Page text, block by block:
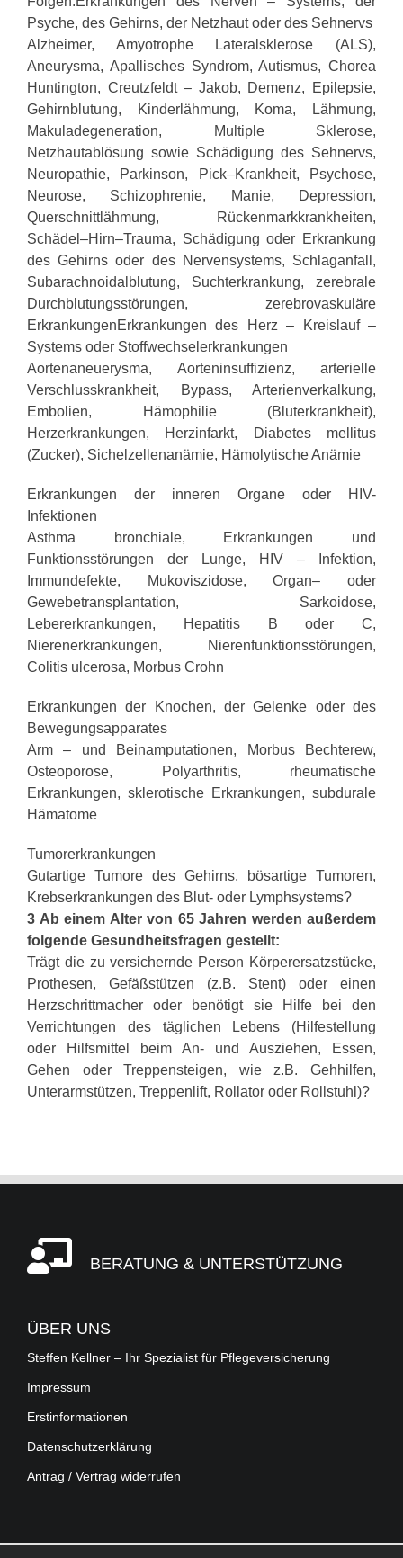
Psyche, des Gehirns, der Netzhaut oder des Sehnervs
Alzheimer, Amyotrophe Lateralsklerose (ALS),
Aneurysma, Apallisches Syndrom, Autismus, Chorea
Huntington, Creutzfeldt – Jakob, Demenz, Epilepsie,
Gehirnblutung, Kinderlähmung, Koma, Lähmung,
Makuladegeneration, Multiple Sklerose,
Netzhautablösung sowie Schädigung des Sehnervs,
Neuropathie, Parkinson, Pick–Krankheit, Psychose,
Neurose, Schizophrenie, Manie, Depression,
Querschnittlähmung, Rückenmarkkrankheiten,
Schädel–Hirn–Trauma, Schädigung oder Erkrankung
des Gehirns oder des Nervensystems, Schlaganfall,
Subarachnoidalblutung, Suchterkrankung, zerebrale
Durchblutungsstörungen, zerebrovaskuläre
ErkrankungenErkrankungen des Herz – Kreislauf –
Systems oder Stoffwechselerkrankungen
Aortenaneuerysma, Aorteninsuffizienz, arterielle
Verschlusskrankheit, Bypass, Arterienverkalkung,
Embolien, Hämophilie (Bluterkrankheit),
Herzerkrankungen, Herzinfarkt, Diabetes mellitus
(Zucker), Sichelzellenanämie, Hämolytische Anämie
Erkrankungen der inneren Organe oder HIV-
Infektionen
Asthma bronchiale, Erkrankungen und
Funktionsstörungen der Lunge, HIV – Infektion,
Immundefekte, Mukoviszidose, Organ– oder
Gewebetransplantation, Sarkoidose,
Lebererkrankungen, Hepatitis B oder C,
Nierenerkrankungen, Nierenfunktionsstörungen,
Colitis ulcerosa, Morbus Crohn
Erkrankungen der Knochen, der Gelenke oder des
Bewegungsapparates
Arm – und Beinamputationen, Morbus Bechterew,
Osteoporose, Polyarthritis, rheumatische
Erkrankungen, sklerotische Erkrankungen, subdurale
Hämatome
Tumorerkrankungen
Gutartige Tumore des Gehirns, bösartige Tumoren,
Krebserkrankungen des Blut- oder Lymphsystems?
3 Ab einem Alter von 65 Jahren werden außerdem
folgende Gesundheitsfragen gestellt:
Trägt die zu versichernde Person Körperersatzstücke,
Prothesen, Gefäßstützen (z.B. Stent) oder einen
Herzschrittmacher oder benötigt sie Hilfe bei den
Verrichtungen des täglichen Lebens (Hilfestellung
oder Hilfsmittel beim An- und Ausziehen, Essen,
Gehen oder Treppensteigen, wie z.B. Gehhilfen,
Unterarmstützen, Treppenlift, Rollator oder Rollstuhl)?
BERATUNG & UNTERSTÜTZUNG
ÜBER UNS
Steffen Kellner – Ihr Spezialist für Pflegeversicherung
Impressum
Erstinformationen
Datenschutzerklärung
Antrag / Vertrag widerrufen